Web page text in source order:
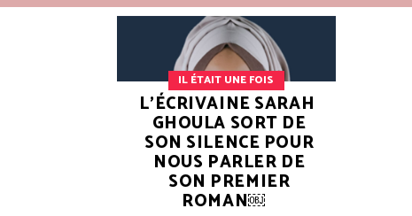
IL ÉTAIT UNE FOIS
L’ÉCRIVAINE SARAH
GHOULA SORT DE
SON SILENCE POUR
NOUS PARLER DE
SON PREMIER
ROMAN￼